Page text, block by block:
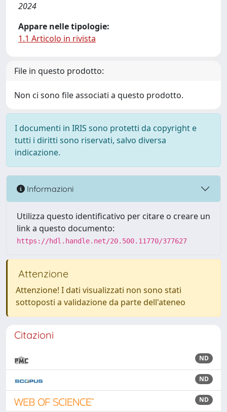
2024
Appare nelle tipologie:
1.1 Articolo in rivista
File in questo prodotto:
Non ci sono file associati a questo prodotto.
I documenti in IRIS sono protetti da copyright e
tutti i diritti sono riservati, salvo diversa
indicazione.
Informazioni
Utilizza questo identificativo per citare o creare un
link a questo documento:
https://hdl.handle.net/20.500.11770/377627
Attenzione
Attenzione! I dati visualizzati non sono stati
sottoposti a validazione da parte dell'ateneo
Citazioni
ND
ND
ND